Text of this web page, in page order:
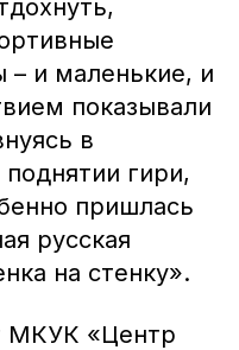
– и маленькие, и
показывали
в
поднятии гири,
пришлась
русская
на стенку».
МКУК «Центр